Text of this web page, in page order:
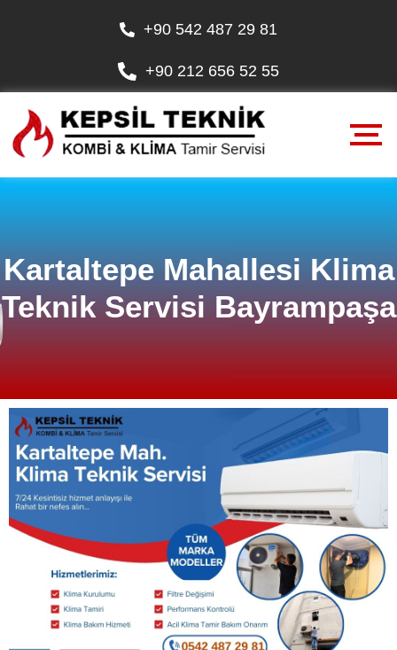
+90 542 487 29 81
+90 212 656 52 55
Kartaltepe Mahallesi Klima
Teknik Servisi Bayrampaşa